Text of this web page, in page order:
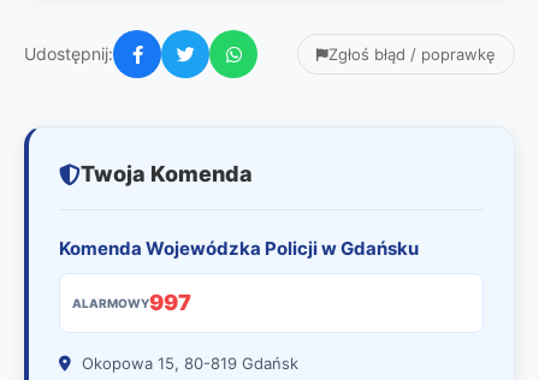
Udostępnij: Zgłoś błąd / poprawkę
Twoja Komenda
Komenda Wojewódzka Policji w Gdańsku
ALARMOWY997
Okopowa 15, 80-819 Gdańsk